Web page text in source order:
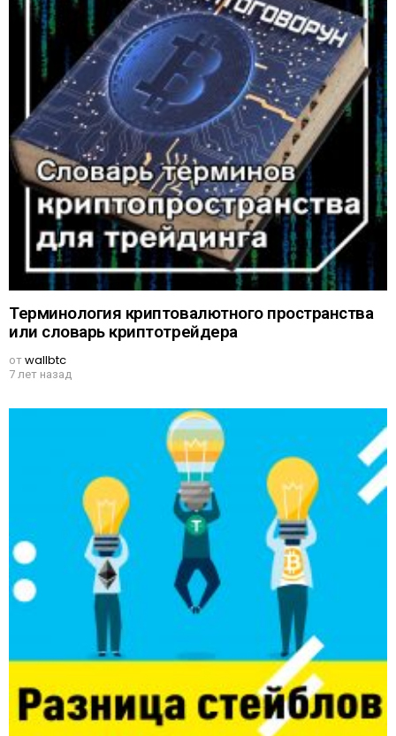
Терминология криптовалютного пространства
или словарь криптотрейдера
отwallbtc
7 лет назад